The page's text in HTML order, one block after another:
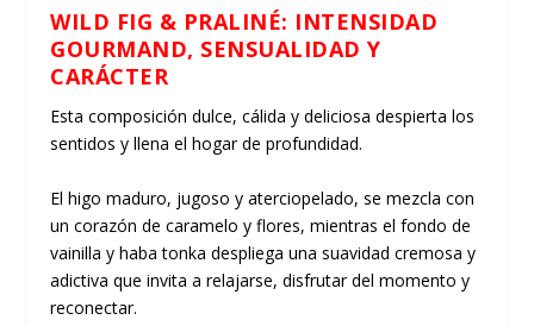
WILD FIG & PRALINÉ: INTENSIDAD
GOURMAND, SENSUALIDAD Y
CARÁCTER
Esta composición dulce, cálida y deliciosa despierta los
sentidos y llena el hogar de profundidad.
El higo maduro, jugoso y aterciopelado, se mezcla con
un corazón de caramelo y flores, mientras el fondo de
vainilla y haba tonka despliega una suavidad cremosa y
adictiva que invita a relajarse, disfrutar del momento y
reconectar.